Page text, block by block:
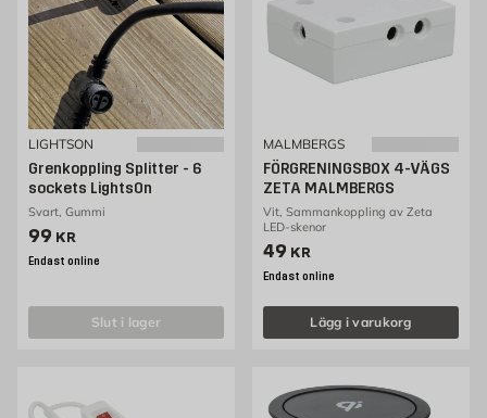
LIGHTSON
Grenkoppling Splitter - 6
sockets LightsOn
Svart, Gummi
Pris 99 kr
99 KR
Endast online
slut i lager
MALMBERGS
FÖRGRENINGSBOX 4-VÄGS
ZETA MALMBERGS
Vit, Sammankoppling av Zeta
LED-skenor
Pris 49 kr
49 KR
Endast online
Lägg i varukorg